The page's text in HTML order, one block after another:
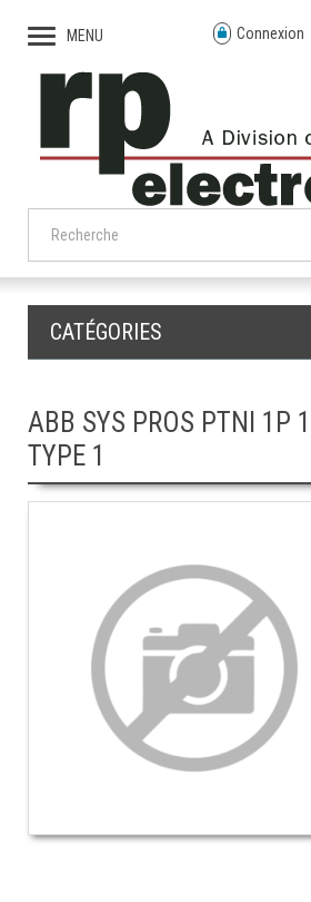
MENU Connexion
CATÉGORIES
ABB SYS PROS PTNI 1P
TYPE 1